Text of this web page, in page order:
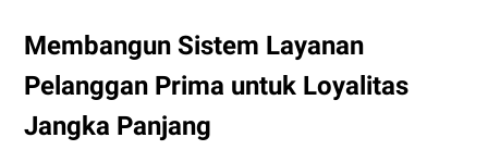
Membangun Sistem Layanan
Pelanggan Prima untuk Loyalitas
Jangka Panjang